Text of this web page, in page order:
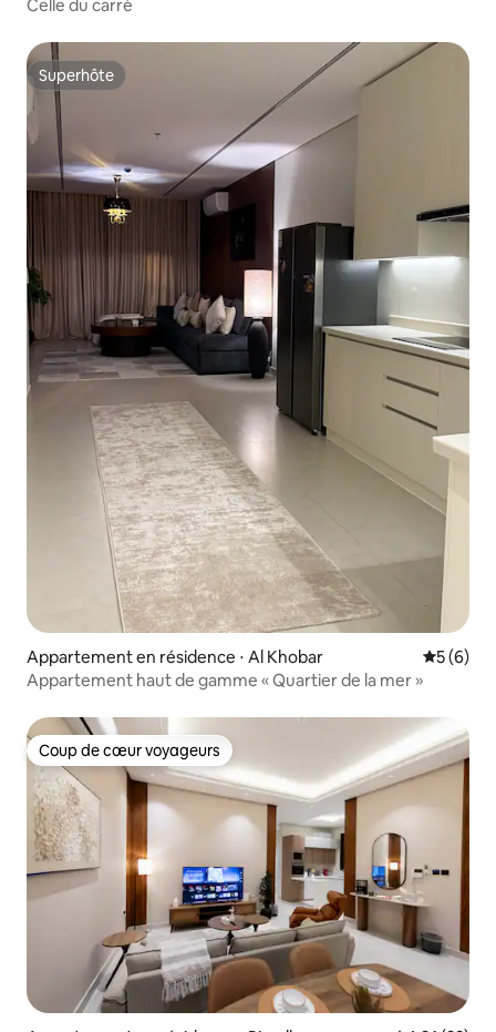
Celle du carré
Superhôte
Superhôte
Appartement en résidence ⋅ Al Khobar
5 (6)
Appartement haut de gamme « Quartier de la mer »
Coup de cœur voyageurs
Coup de cœur voyageurs